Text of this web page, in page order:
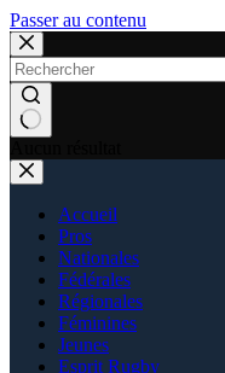
Passer au contenu
Accueil
Pros
Nationales
Fédérales
Régionales
Féminines
Jeunes
Esprit Rugby